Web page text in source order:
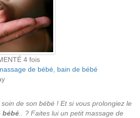
4 fois
de bébé bain de bébé
de son bébé ! Et si vous prolongiez le
bébé .. ? Faites lui un petit massage de